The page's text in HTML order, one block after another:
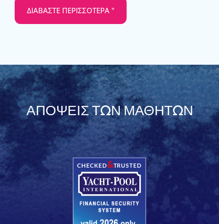
ΔΙΑΒΆΣΤΕ ΠΕΡΙΣΣΌΤΕΡΑ "
ΑΠΌΨΕΙΣ ΤΩΝ ΜΑΘΗΤΏΝ